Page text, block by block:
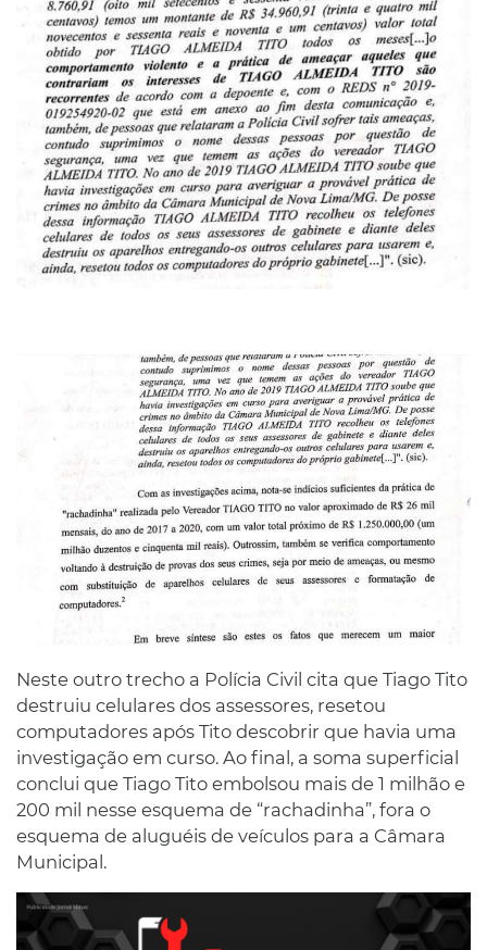
Neste outro trecho a Polícia Civil cita que Tiago Tito
destruiu celulares dos assessores, resetou
computadores após Tito descobrir que havia uma
investigação em curso. Ao final, a soma superficial
conclui que Tiago Tito embolsou mais de 1 milhão e
200 mil nesse esquema de “rachadinha”, fora o
esquema de aluguéis de veículos para a Câmara
Municipal.